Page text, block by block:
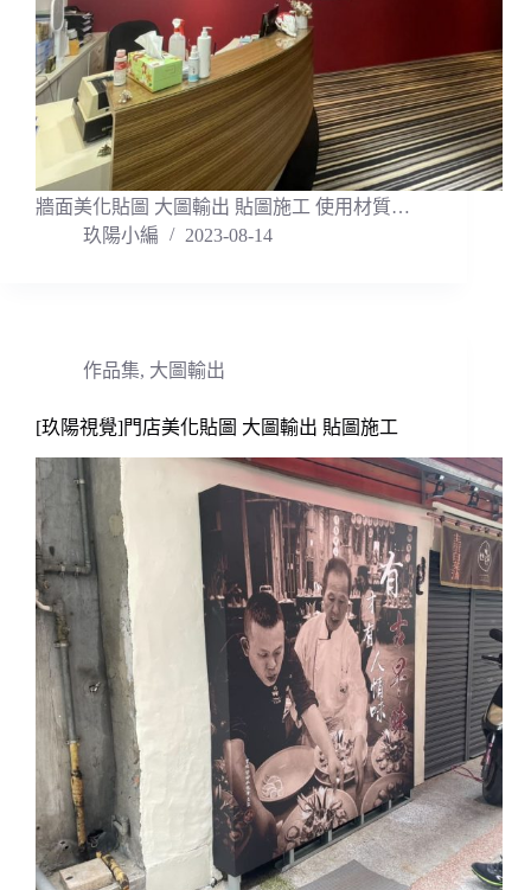
牆面美化貼圖 大圖輸出 貼圖施工 使用材質…
玖陽小編
2023-08-14
作品集, 大圖輸出
[玖陽視覺]門店美化貼圖 大圖輸出 貼圖施工